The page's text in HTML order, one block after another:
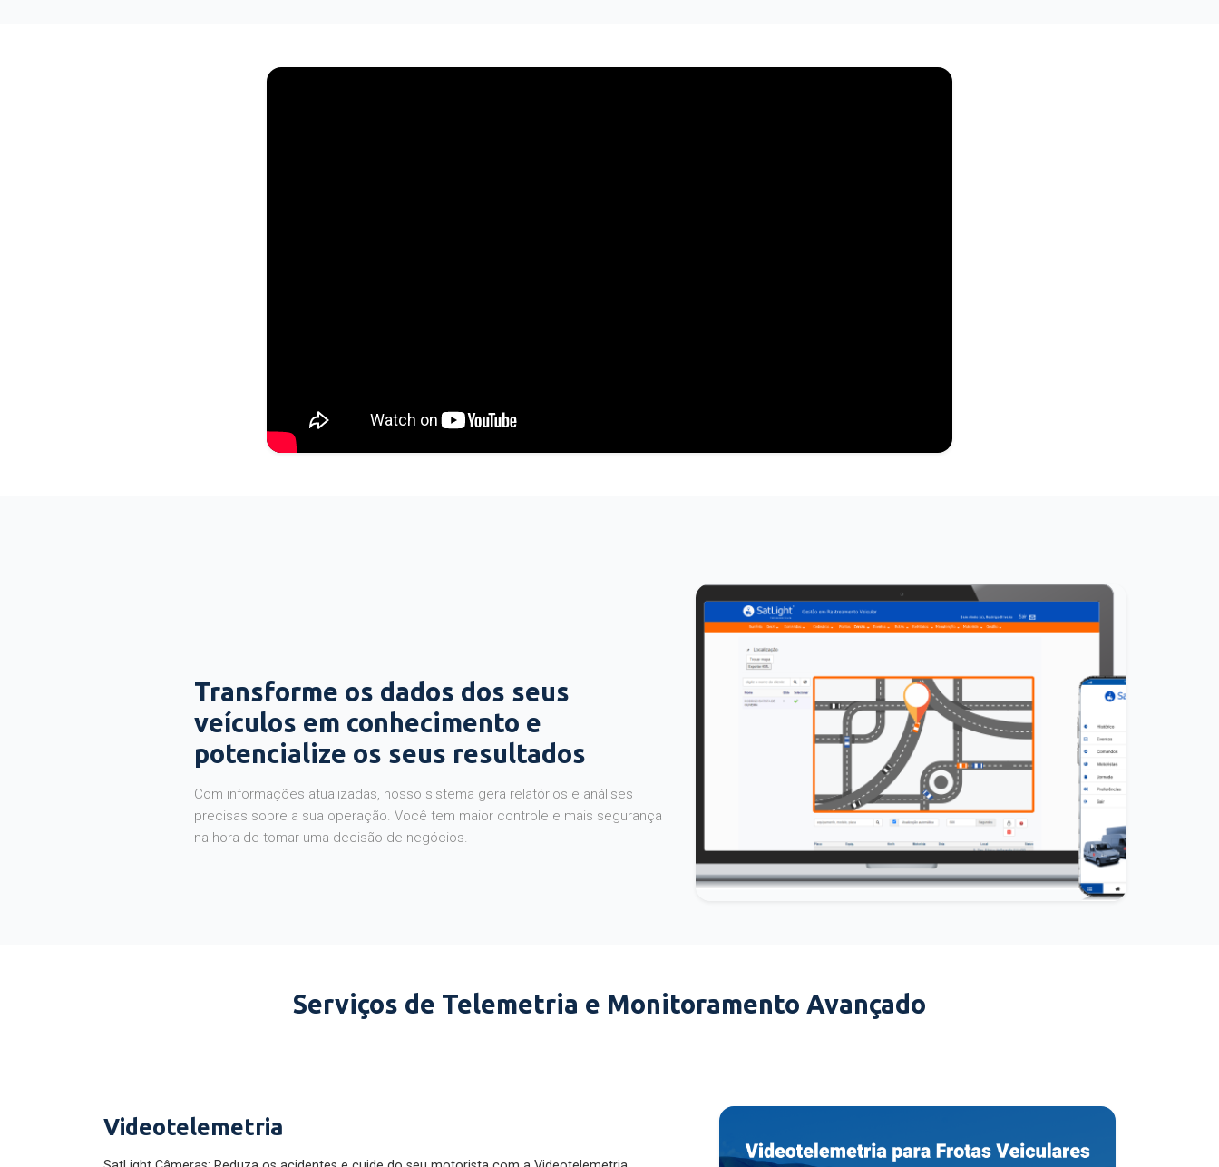
Transforme os dados dos seus
veículos em conhecimento e
potencialize os seus resultados
Com informações atualizadas, nosso sistema gera relatórios e análises
precisas sobre a sua operação. Você tem maior controle e mais segurança
na hora de tomar uma decisão de negócios.
Serviços de Telemetria e Monitoramento Avançado
Videotelemetria
SatLight Câmeras: Reduza os acidentes e cuide do seu motorista com a Videotelemetria.